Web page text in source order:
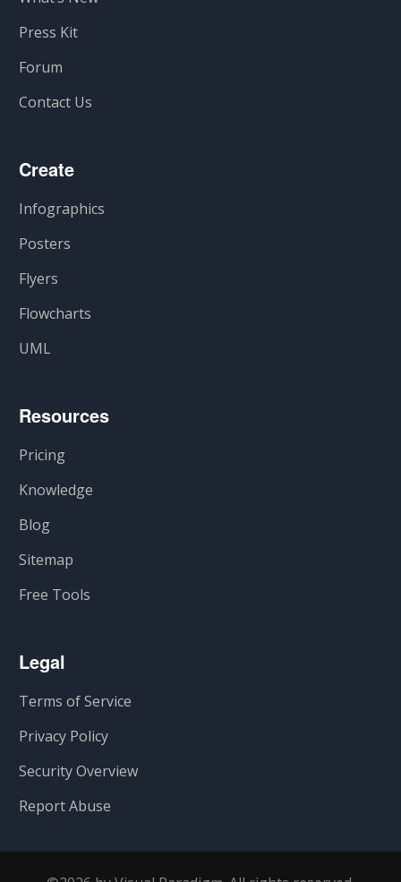
Press Kit
Forum
Contact Us
Create
Infographics
Posters
Flyers
Flowcharts
UML
Resources
Pricing
Knowledge
Blog
Sitemap
Free Tools
Legal
Terms of Service
Privacy Policy
Security Overview
Report Abuse